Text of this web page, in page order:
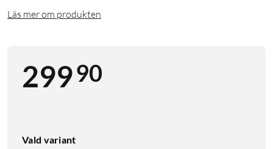
Läs mer om produkten
29990
Vald variant